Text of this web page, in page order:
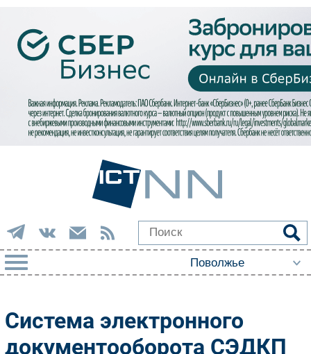
Импорто­замещение
Автоматизация Промышленности
Система электронного
документооборота СЭДКП